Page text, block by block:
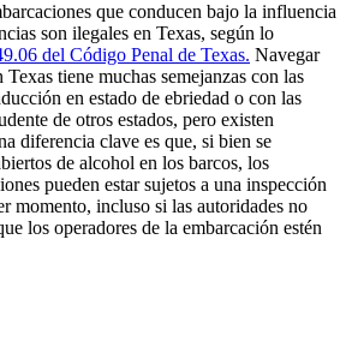
que conducen bajo la influencia
son ilegales en Texas, según lo
del Código Penal de Texas. Navegar
Texas tiene muchas semejanzas con las
en estado de ebriedad o con las
de otros estados, pero existen
diferencia clave es que, si bien se
de alcohol en los barcos, los
pueden estar sujetos a una inspección
momento, incluso si las autoridades no
los operadores de la embarcación estén